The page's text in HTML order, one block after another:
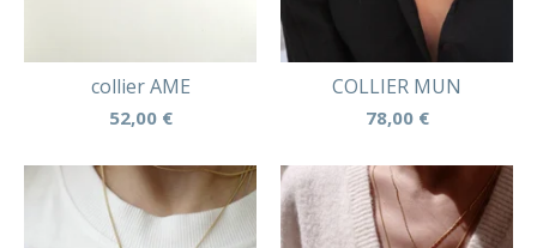
collier AME
52,00 €
COLLIER MUN
78,00 €